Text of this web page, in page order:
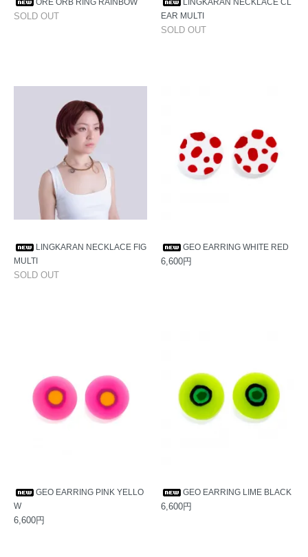
ORE ORB RING RAINBOW
SOLD OUT
LINGKARAN NECKLACE CL
EAR MULTI
SOLD OUT
LINGKARAN NECKLACE FIG
MULTI
SOLD OUT
GEO EARRING WHITE RED
6,600円
GEO EARRING PINK YELLO
W
6,600円
GEO EARRING LIME BLACK
6,600円